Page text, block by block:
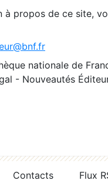
à propos de ce site,
nationale de
- Nouveautés
Contacts
Flux